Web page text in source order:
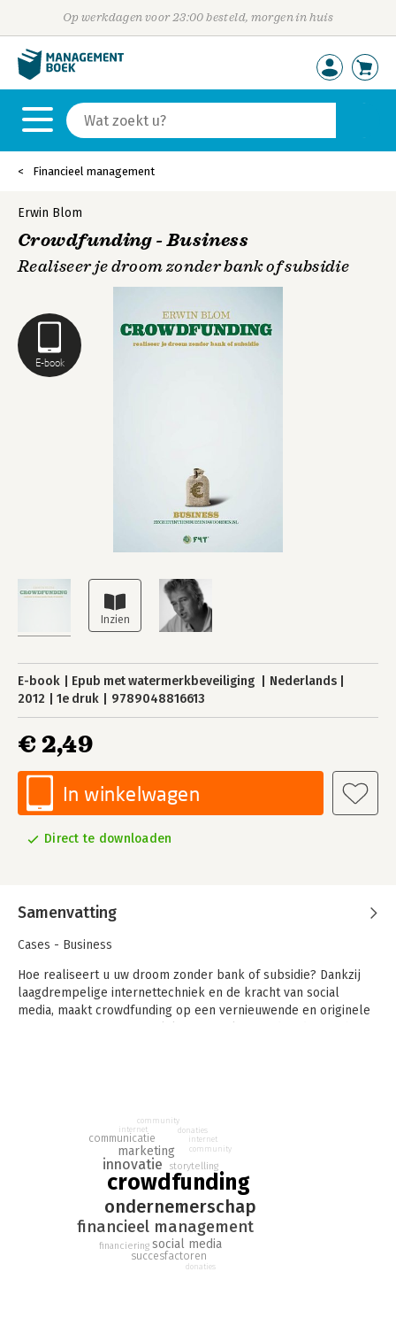
Op werkdagen voor 23:00 besteld, morgen in huis
Financieel management
E-book
Erwin Blom
Crowdfunding - Business
Realiseer je droom zonder bank of subsidie
E-book Epub met watermerkbeveiliging
Nederlands
2012
1e druk 9789048816613
€ 2,49
In winkelwagen
Direct te downloaden
Samenvatting
Cases - Business
Hoe realiseert u uw droom zonder bank of subsidie? Dankzij
laagdrempelige internettechniek en de kracht van social
media, maakt crowdfunding op een vernieuwende en originele
crowdfunding
ondernemerschap
financieel management
innovatie
marketing
social media
succesfactoren
communicatie
storytelling
financiering
internet
community
donaties
internet
community
donaties